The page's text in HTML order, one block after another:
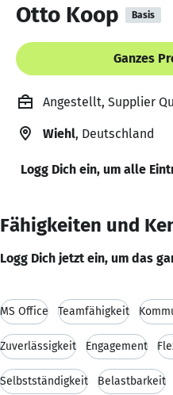
Otto Koop Basis
Ganzes
Angestellt, Supplier
Wiehl, Deutschland
Logg Dich ein, um alle
Fähigkeiten und
Logg Dich jetzt ein, um das
MS Office Teamfähigkeit
Zuverlässigkeit Engagement
Selbstständigkeit Belastbarkeit